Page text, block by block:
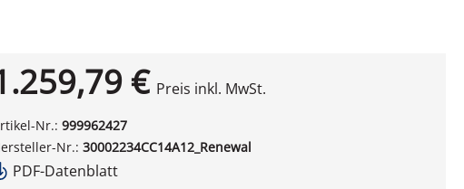
€ Preis inkl. MwSt.
Nr.: 999962427
Nr.: 30002234CC14A12_Renewal
PDF-Datenblatt